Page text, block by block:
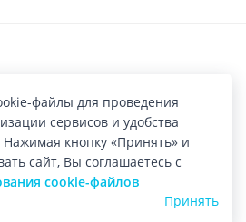
файлы для проведения
сервисов и удобства
кнопку «Принять» и
сайт, Вы соглашаетесь с
cookie-файлов
Принять